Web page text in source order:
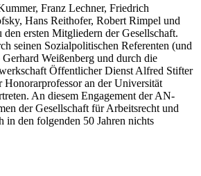
, Franz Lechner, Friedrich
, Hans Reithofer, Robert Rimpel und
ersten Mitgliedern der Gesellschaft.
seinen Sozialpolitischen Referenten (und
Gerhard Weißenberg und durch die
Öffentlicher Dienst Alfred Stifter
Honorarprofessor an der Universität
An diesem Engagement der AN-
der Gesellschaft für Arbeitsrecht und
in den folgenden 50 Jahren nichts